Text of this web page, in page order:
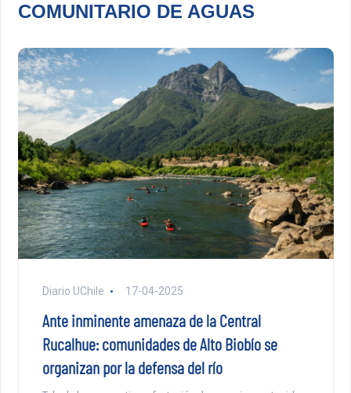
COMUNITARIO DE AGUAS
Diario UChile 17-04-2025
Ante inminente amenaza de la Central
Rucalhue: comunidades de Alto Biobío se
organizan por la defensa del río